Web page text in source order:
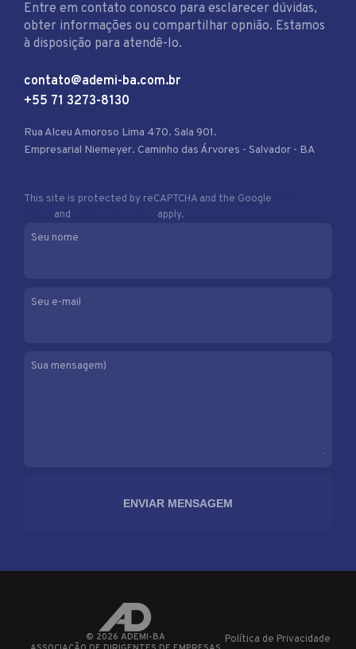
Entre em contato conosco para esclarecer dúvidas,
obter informações ou compartilhar opnião. Estamos
à disposição para atendê-lo.
contato@ademi-ba.com.br
+55 71 3273-8130
Rua Alceu Amoroso Lima 470. Sala 901.
Empresarial Niemeyer. Caminho das Árvores - Salvador - BA
This site is protected by reCAPTCHA and the Google
and
apply.
Seu nome
Seu e-mail
Sua mensagem)
© 2026 ADEMI-BA
Política de Privacidade